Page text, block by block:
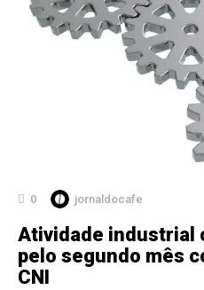
0 jornaldocafe
Atividade industrial
pelo segundo mês
CNI